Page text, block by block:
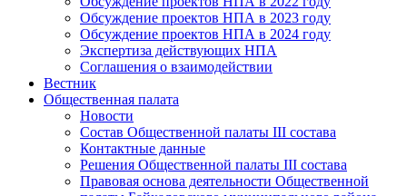
Обсуждение проектов НПА в 2023 году
Обсуждение проектов НПА в 2024 году
Экспертиза действующих НПА
Соглашения о взаимодействии
Вестник
Общественная палата
Новости
Состав Общественной палаты III состава
Контактные данные
Решения Общественной палаты III состава
Правовая основа деятельности Общественной